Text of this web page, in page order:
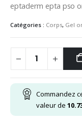
eptaderm epta pso
Catégories : Corps, Gel
Commandez
valeur de